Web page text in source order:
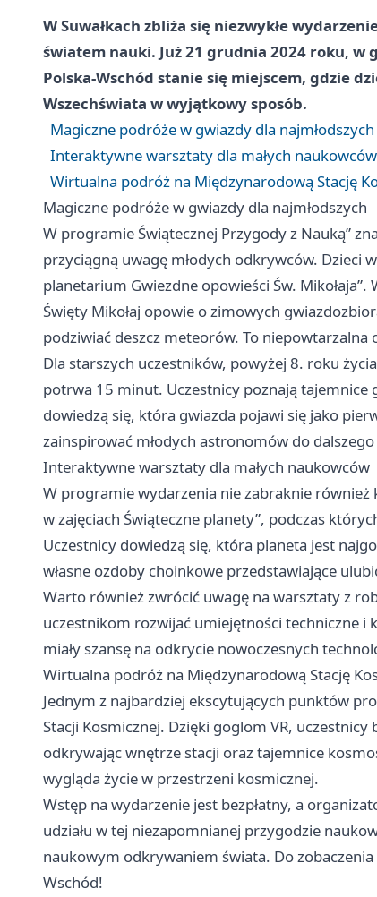
W Suwałkach zbliża się niezwykłe
światem nauki. Już 21 grudnia 2024 roku, w
Polska-Wschód stanie się miejscem, gdzie
Wszechświata w wyjątkowy sposób.
Magiczne podróże w gwiazdy dla najmłodszych
Interaktywne warsztaty dla małych naukowców
Wirtualna podróż na Międzynarodową Stację
Magiczne podróże w gwiazdy dla najmłodszych
W programie Świątecznej Przygody z Nauką”
przyciągną uwagę młodych odkrywców. Dzieci
planetarium Gwiezdne opowieści Św.
Święty Mikołaj opowie o zimowych
podziwiać deszcz meteorów. To niepowtarzalna
Dla starszych uczestników, powyżej 8. roku
potrwa 15 minut. Uczestnicy poznają
dowiedzą się, która gwiazda pojawi się jako
zainspirować młodych astronomów do
Interaktywne warsztaty dla małych naukowców
W programie wydarzenia nie zabraknie również
w zajęciach Świąteczne planety”, podczas
Uczestnicy dowiedzą się, która planeta jest
własne ozdoby choinkowe przedstawiające
Warto również zwrócić uwagę na warsztaty z
uczestnikom rozwijać umiejętności techniczne i
miały szansę na odkrycie nowoczesnych
Wirtualna podróż na Międzynarodową Stację
Jednym z najbardziej ekscytujących punktów
Stacji Kosmicznej. Dzięki goglom VR,
odkrywając wnętrze stacji oraz tajemnice
wygląda życie w przestrzeni kosmicznej.
Wstęp na wydarzenie jest bezpłatny, a
udziału w tej niezapomnianej przygodzie
naukowym odkrywaniem świata. Do
Wschód!